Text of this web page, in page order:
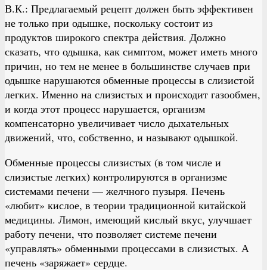
В.К.: Предлагаемый рецепт должен быть эффективен
не только при одышке, поскольку состоит из
продуктов широкого спектра действия. Должно
сказать, что одышка, как симптом, может иметь много
причин, но тем не менее в большинстве случаев при
одышке нарушаются обменные процессы в слизистой
легких. Именно на слизистых и происходит газообмен,
и когда этот процесс нарушается, организм
компенсаторно увеличивает число дыхательных
движений, что, собственно, и называют одышкой.
Обменные процессы слизистых (в том числе и
слизистые легких) контролируются в организме
системами печени — желчного пузыря. Печень
«любит» кислое, в теории традиционной китайской
медицины. Лимон, имеющий кислый вкус, улучшает
работу печени, что позволяет системе печени
«управлять» обменными процессами в слизистых. А
печень «заряжает» сердце.